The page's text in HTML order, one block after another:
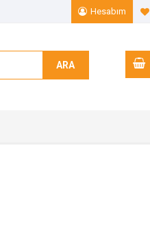
Hesabım
ARA